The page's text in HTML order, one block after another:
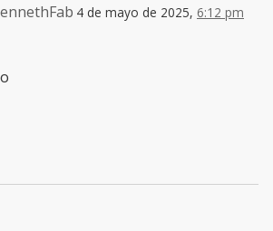
4 de mayo de 2025, 6:12 pm